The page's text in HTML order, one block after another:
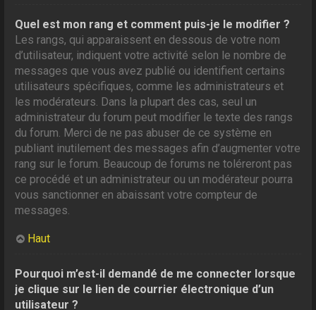
Quel est mon rang et comment puis-je le modifier ?
Les rangs, qui apparaissent en dessous de votre nom
d’utilisateur, indiquent votre activité selon le nombre de
messages que vous avez publié ou identifient certains
utilisateurs spécifiques, comme les administrateurs et
les modérateurs. Dans la plupart des cas, seul un
administrateur du forum peut modifier le texte des rangs
du forum. Merci de ne pas abuser de ce système en
publiant inutilement des messages afin d’augmenter votre
rang sur le forum. Beaucoup de forums ne toléreront pas
ce procédé et un administrateur ou un modérateur pourra
vous sanctionner en abaissant votre compteur de
messages.
Haut
Pourquoi m’est-il demandé de me connecter lorsque
je clique sur le lien de courrier électronique d’un
utilisateur ?